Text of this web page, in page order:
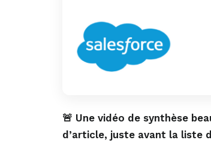
🚨 Une vidéo de synthèse
d’article, juste avant la liste